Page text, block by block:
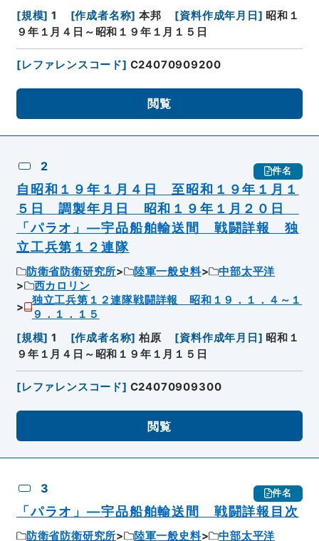
[規模] 1 [作成者名称] 本邦 [資料作成年月日 ] 昭和１
９年１月４日～昭和１９年１月１５日
[レファレンスコード] C24070909200
閲覧
2 件名
自昭和１９年１月４日 至昭和１９年１月１
５日 調製年月日 昭和１９年１月２０日
「パラオ」―宇品船舶輸送間 戦闘詳報 独
立工兵第１２連隊
防衛省防衛研究所 陸軍一般史料
中部太平洋
西カロリン
独立工兵第１２連隊戦闘詳報 昭和１９．１．４～１
９．１．１５
[規模] 1 [作成者名称] 柏原 [資料作成年月日 ] 昭和１
９年１月４日～昭和１９年１月１５日
[レファレンスコード] C24070909300
閲覧
3 件名
「パラオ」―宇品船舶輸送間 戦闘詳報目次
防衛省防衛研究所 陸軍一般史料 中部太平洋